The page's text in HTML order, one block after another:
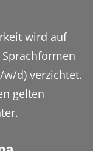
wird auf
d) verzichtet.
gelten